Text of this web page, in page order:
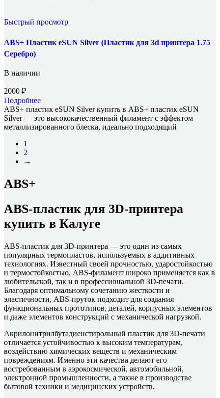
Быстрый просмотр
ABS+ Пластик eSUN Silver (Пластик для 3d принтера 1.75
Серебро)
В наличии
2000 ₽
Подробнее
ABS+ пластик eSUN Silver купить в ABS+ пластик eSUN
Silver — это высококачественный филамент с эффектом
металлизированного блеска, идеально подходящий
1
2
→
ABS+
ABS-пластик для 3D-принтера
купить в Калуге
ABS-пластик для 3D-принтера — это один из самых
популярных термопластов, используемых в аддитивных
технологиях. Известный своей прочностью, ударостойкостью
и термостойкостью, ABS-филамент широко применяется как в
любительской, так и в профессиональной 3D-печати.
Благодаря оптимальному сочетанию жесткости и
эластичности, ABS-пруток подходит для создания
функциональных прототипов, деталей, корпусных элементов
и даже элементов конструкций с механической нагрузкой.
Акрилонитрилбутадиенстирольный пластик для 3D-печати
отличается устойчивостью к высоким температурам,
воздействию химических веществ и механическим
повреждениям. Именно эти качества делают его
востребованным в аэрокосмической, автомобильной,
электронной промышленности, а также в производстве
бытовой техники и медицинских устройств.